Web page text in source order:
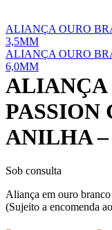
ALIANÇA OURO
3,5MM
ALIANÇA OURO
6,0MM
ALIANÇA
PASSION
ANILHA
Sob consulta
Aliança em ouro
(Sujeito a encomenda